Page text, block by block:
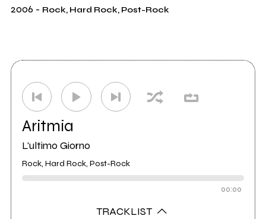
2006 - Rock, Hard Rock, Post-Rock
Aritmia
L'ultimo Giorno
Rock, Hard Rock, Post-Rock
00:00
TRACKLIST